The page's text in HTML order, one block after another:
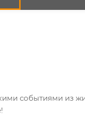
событиями из